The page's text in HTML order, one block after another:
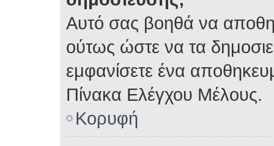
Αυτό σας βοηθά να
ούτως ώστε να τα
εμφανίσετε ένα
Πίνακα Ελέγχου Μέλους.
Κορυφή